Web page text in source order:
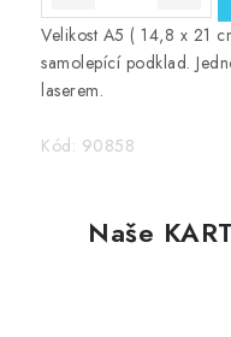
Velikost A5 ( 14,8 x 21
samolepící podklad.
laserem.
Kód: 90858
Naše